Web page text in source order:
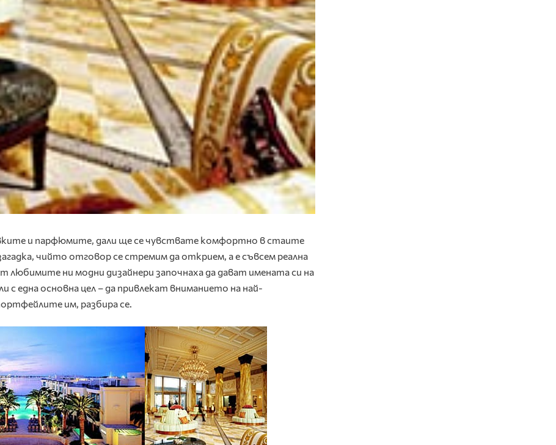
и парфюмите, дали ще се чувствате комфортно в стаите
чийто отговор се стремим да открием, а е съвсем реална
любимите ни модни дизайнери започнаха да дават имената си на
с една основна цел – да привлекат вниманието на най-
им, разбира се.